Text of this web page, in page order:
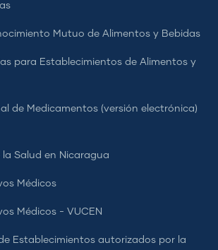
Mutuo de Alimentos y Bebidas
para Establecimientos de Alimentos y
de Medicamentos (versión electrónica)
Salud en Nicaragua
Médicos
Médicos - VUCEN
Establecimientos autorizados por la